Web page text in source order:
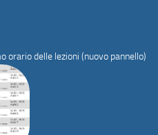
orario delle lezioni (nuovo pannello)